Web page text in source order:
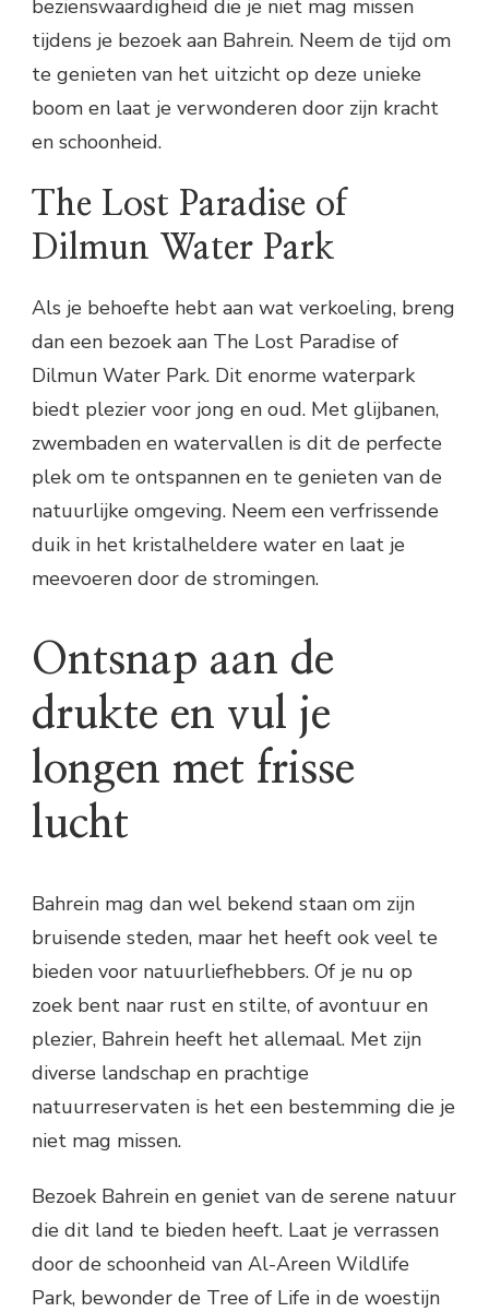
bezienswaardigheid die je niet mag missen
tijdens je bezoek aan Bahrein. Neem de tijd om
te genieten van het uitzicht op deze unieke
boom en laat je verwonderen door zijn kracht
en schoonheid.
The Lost Paradise of
Dilmun Water Park
Als je behoefte hebt aan wat verkoeling, breng
dan een bezoek aan The Lost Paradise of
Dilmun Water Park. Dit enorme waterpark
biedt plezier voor jong en oud. Met glijbanen,
zwembaden en watervallen is dit de perfecte
plek om te ontspannen en te genieten van de
natuurlijke omgeving. Neem een verfrissende
duik in het kristalheldere water en laat je
meevoeren door de stromingen.
Ontsnap aan de
drukte en vul je
longen met frisse
lucht
Bahrein mag dan wel bekend staan om zijn
bruisende steden, maar het heeft ook veel te
bieden voor natuurliefhebbers. Of je nu op
zoek bent naar rust en stilte, of avontuur en
plezier, Bahrein heeft het allemaal. Met zijn
diverse landschap en prachtige
natuurreservaten is het een bestemming die je
niet mag missen.
Bezoek Bahrein en geniet van de serene natuur
die dit land te bieden heeft. Laat je verrassen
door de schoonheid van Al-Areen Wildlife
Park, bewonder de Tree of Life in de woestijn